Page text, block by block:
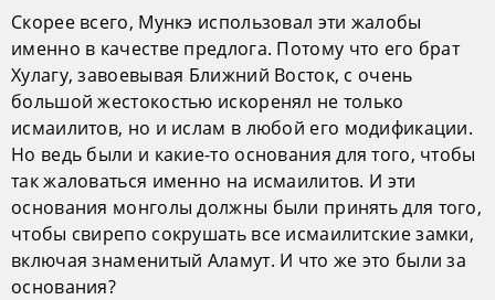
Скорее всего, Мункэ использовал эти жалобы
именно в качестве предлога. Потому что его брат
Хулагу, завоевывая Ближний Восток, с очень
большой жестокостью искоренял не только
исмаилитов, но и ислам в любой его модификации.
Но ведь были и какие-то основания для того, чтобы
так жаловаться именно на исмаилитов. И эти
основания монголы должны были принять для того,
чтобы свирепо сокрушать все исмаилитские замки,
включая знаменитый Аламут. И что же это были за
основания?